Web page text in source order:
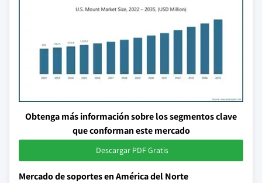
Obtenga más información sobre los segmentos clave
que conforman este mercado
Descargar PDF Gratis
Mercado de soportes en América del Norte